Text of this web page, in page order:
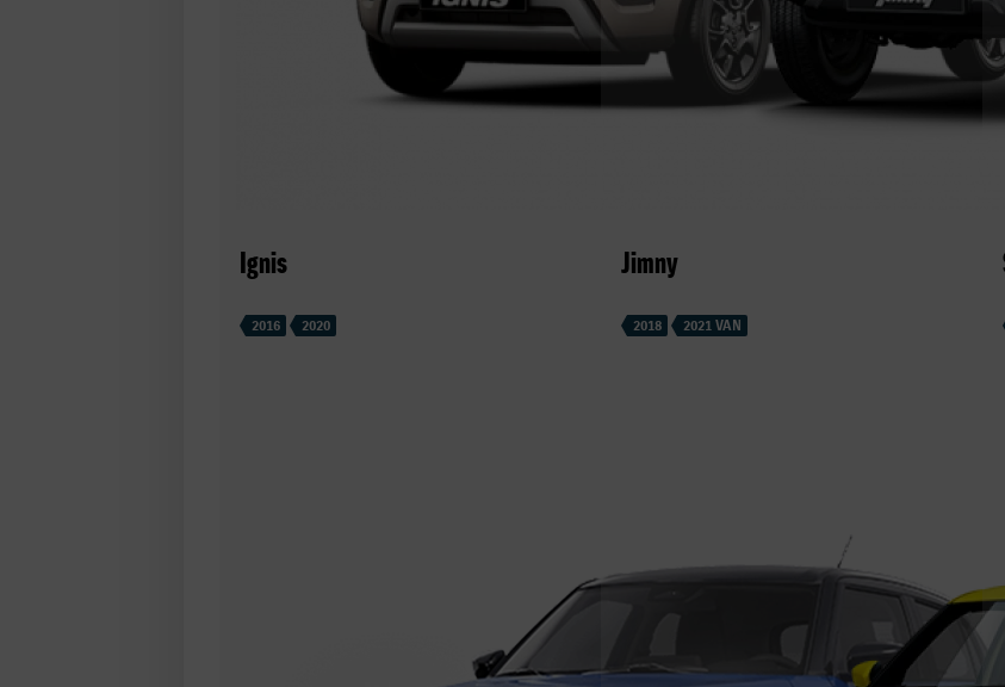
Ignis
2016 2020
Jimny
2018 2021 VAN